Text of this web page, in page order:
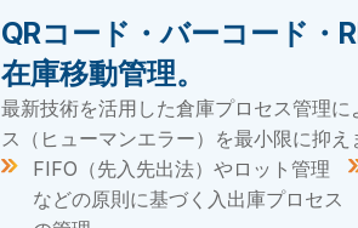
QRコード・バーコード・
在庫移動管理。
最新技術を活用した倉庫プロセス管理
ス（ヒューマンエラー）を最小限に抑え
FIFO（先入先出法）やロット管理
などの原則に基づく入出庫プロセス
品目コード（SKU）、ロット、有効
期限などに基づく在庫管理。リアル
タイムでの在庫記録。
安全在庫レベルの設定。閾値（しき
ロケーション別の入出庫および在庫
集計。
空きロケーションの提案。
ロット別の入出庫および移動履歴を
完全に記録。
トラブル発生時や、顧客・パートナ
ーからの要望時に情報を容易に追跡
可能。
データの自動認識により、手入力が
不要。
入庫、プットアウェイ（棚入れ）、